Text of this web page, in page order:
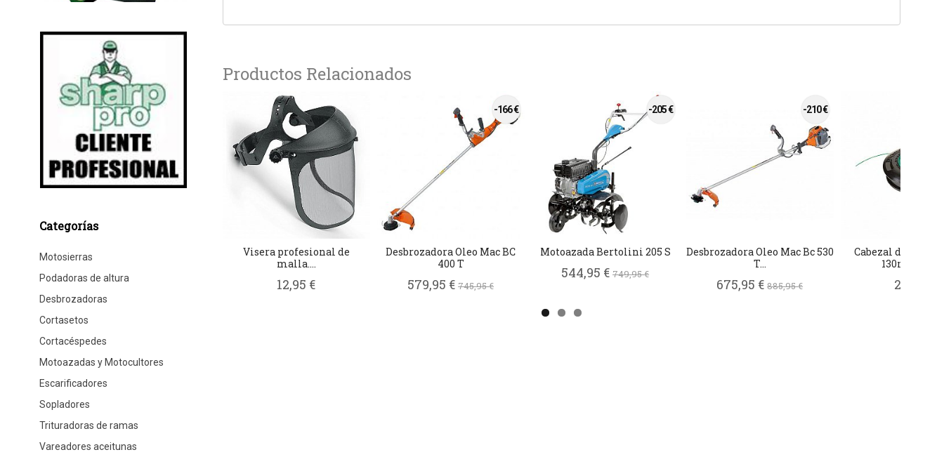
Categorías
Motosierras
Podadoras de altura
Desbrozadoras
Cortasetos
Cortacéspedes
Motoazadas y Motocultores
Escarificadores
Sopladores
Trituradoras de ramas
Vareadores aceitunas
Productos Relacionados
Visera profesional de
malla....
12,95 €
-166 €
Desbrozadora Oleo Mac BC
400 T
579,95 €745,95 €
-205 €
Motoazada Bertolini 205 S
544,95 €749,95 €
-210 €
Desbrozadora Oleo Mac Bc 530
T...
675,95 €885,95 €
Cabezal de hilo
130mm
25,95 €